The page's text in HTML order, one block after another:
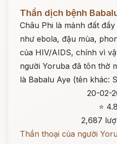
Đọc ngay
Thần dịch bệnh
Châu Phi là mảnh đất
như ebola, đậu mùa,
của HIV/AIDS, chính vì
người Yoruba đã tôn thờ
là Babalu Aye (tên khác:
20-02-
⭐ 4.8
2,687
Thần thoại của người